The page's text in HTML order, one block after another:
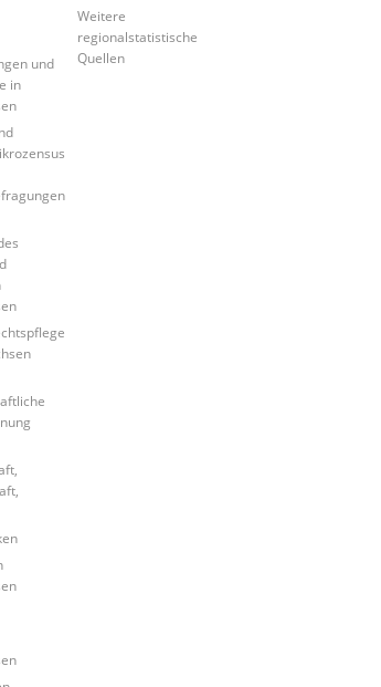
und
in
Weitere
regionalstatistische
Quellen